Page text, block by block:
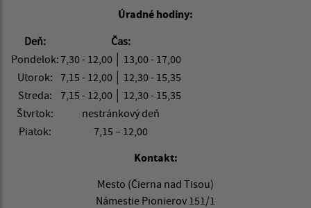
Úradné hodiny:
Deň:
Čas:
Pondelok:7,30 - 12,00 │ 13,00 - 17,00
Utorok: 7,15 - 12,00 │ 12,30 - 15,35
Streda:
7,15 - 12,00 │ 12,30 - 15,35
Štvrtok:
nestránkový deň
Piatok:
7,15 – 12,00
Kontakt:
Mesto (Čierna nad Tisou)
Námestie Pionierov 151/1